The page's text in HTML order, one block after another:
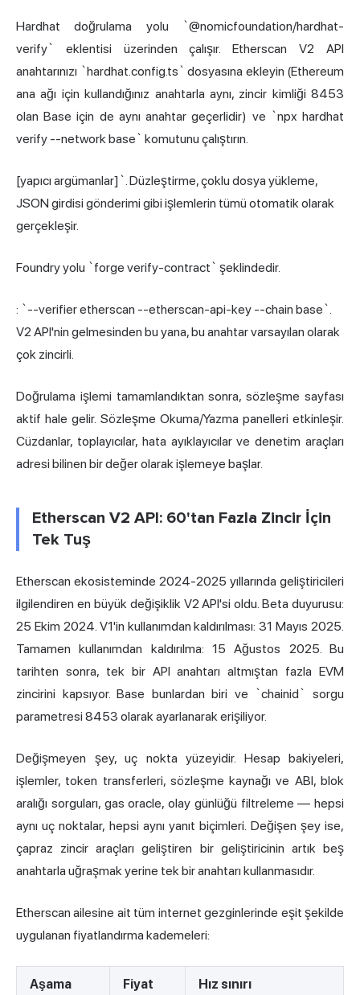
Hardhat doğrulama yolu `@nomicfoundation/hardhat-
verify` eklentisi üzerinden çalışır. Etherscan V2 API
anahtarınızı `hardhat.config.ts` dosyasına ekleyin (Ethereum
ana ağı için kullandığınız anahtarla aynı, zincir kimliği 8453
olan Base için de aynı anahtar geçerlidir) ve `npx hardhat
verify --network base` komutunu çalıştırın.
[yapıcı argümanlar]`. Düzleştirme, çoklu dosya yükleme,
JSON girdisi gönderimi gibi işlemlerin tümü otomatik olarak
gerçekleşir.
Foundry yolu `forge verify-contract` şeklindedir.
: `--verifier etherscan --etherscan-api-key --chain base`.
V2 API'nin gelmesinden bu yana, bu anahtar varsayılan olarak
çok zincirli.
Doğrulama işlemi tamamlandıktan sonra, sözleşme sayfası
aktif hale gelir. Sözleşme Okuma/Yazma panelleri etkinleşir.
Cüzdanlar, toplayıcılar, hata ayıklayıcılar ve denetim araçları
adresi bilinen bir değer olarak işlemeye başlar.
Etherscan V2 API: 60'tan Fazla Zincir İçin
Tek Tuş
Etherscan ekosisteminde 2024-2025 yıllarında geliştiricileri
ilgilendiren en büyük değişiklik V2 API'si oldu. Beta duyurusu:
25 Ekim 2024. V1'in kullanımdan kaldırılması: 31 Mayıs 2025.
Tamamen kullanımdan kaldırılma: 15 Ağustos 2025. Bu
tarihten sonra, tek bir API anahtarı altmıştan fazla EVM
zincirini kapsıyor. Base bunlardan biri ve `chainid` sorgu
parametresi 8453 olarak ayarlanarak erişiliyor.
Değişmeyen şey, uç nokta yüzeyidir. Hesap bakiyeleri,
işlemler, token transferleri, sözleşme kaynağı ve ABI, blok
aralığı sorguları, gas oracle, olay günlüğü filtreleme — hepsi
aynı uç noktalar, hepsi aynı yanıt biçimleri. Değişen şey ise,
çapraz zincir araçları geliştiren bir geliştiricinin artık beş
anahtarla uğraşmak yerine tek bir anahtarı kullanmasıdır.
Etherscan ailesine ait tüm internet gezginlerinde eşit şekilde
uygulanan fiyatlandırma kademeleri:
Aşama Fiyat Hız sınırı